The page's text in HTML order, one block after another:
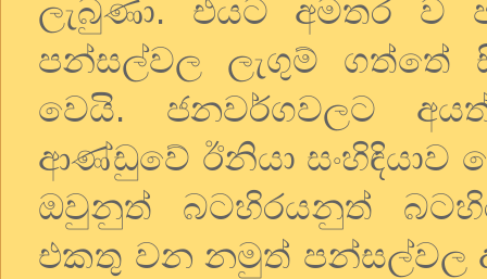
ලැබුණා. එයට අමතර ව
පන්සල්වල ලැගුම්
වෙයි. ජනවර්ගවලට
ආණ්ඩුවේ ඊනියා
ඔවුනුත් බටහිරයනුත්
එකතු වන නමුත් පන්සල්වල